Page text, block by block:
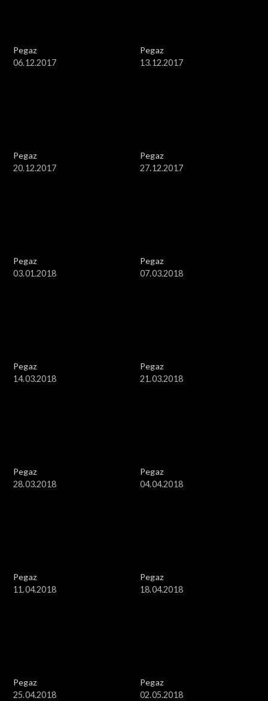
Pegaz
06.12.2017
Pegaz
13.12.2017
Pegaz
20.12.2017
Pegaz
27.12.2017
Pegaz
03.01.2018
Pegaz
07.03.2018
Pegaz
14.03.2018
Pegaz
21.03.2018
Pegaz
28.03.2018
Pegaz
04.04.2018
Pegaz
11.04.2018
Pegaz
18.04.2018
Pegaz
25.04.2018
Pegaz
02.05.2018